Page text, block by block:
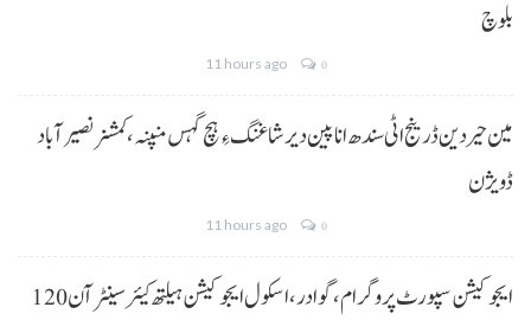
بلوچ
11 hours ago 0
مین حیردین ڈرینج اٹی سندھ انا پین دیر شاغنگ ءِ ہچ گہس منپنہ،کمشنر نصیرآباد
ڈویژن
11 hours ago 0
ایجوکیشن سپورٹ پروگرام،گوادر، اسکول ایجوکیشن ہیلتھ کیئر سینٹر آن 120